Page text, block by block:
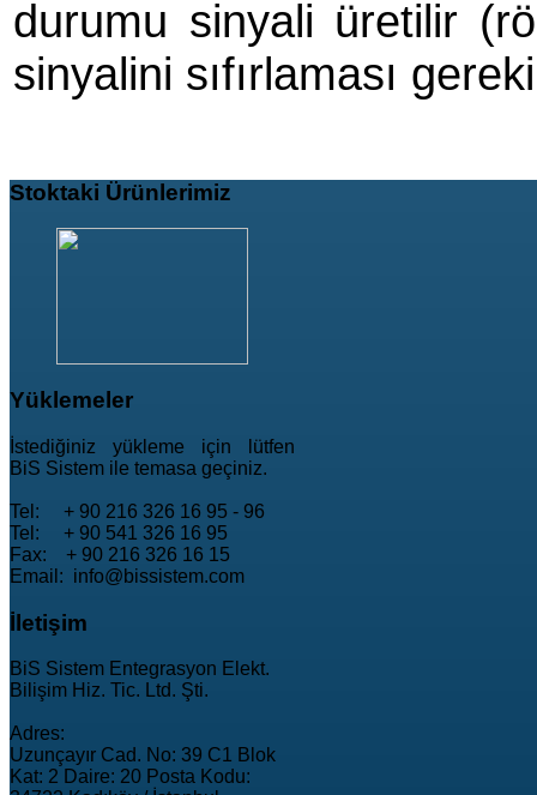
durumu sinyali üretilir
sinyalini sıfırlaması
Stoktaki Ürünlerimiz
Yüklemeler
İstediğiniz yükleme için lütfen
BiS Sistem ile temasa geçiniz.
Tel: + 90 216 326 16 95 - 96
Tel: + 90 541 326 16 95
Fax: + 90 216 326 16 15
Email: info@bissistem.com
İletişim
BiS Sistem Entegrasyon Elekt.
Bilişim Hiz. Tic. Ltd. Şti.
Adres:
Uzunçayır Cad. No: 39 C1 Blok
Kat: 2 Daire: 20 Posta Kodu: